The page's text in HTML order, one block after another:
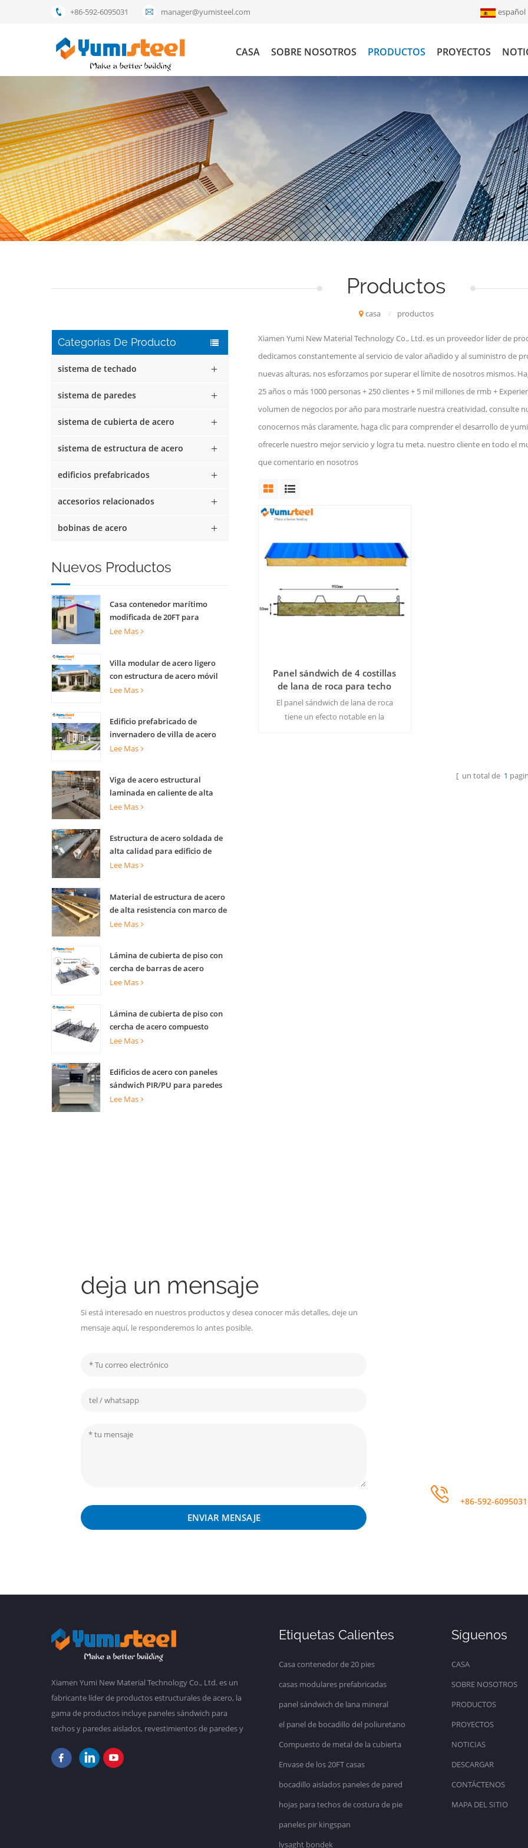
+86-592-6095031 manager@yumisteel.com español
CASA SOBRE NOSOTROS PRODUCTOS PROYECTOS
Productos
casa / productos
Categorías De Producto
sistema de techado
sistema de paredes
sistema de cubierta de acero
sistema de estructura de acero
edificios prefabricados
accesorios relacionados
bobinas de acero
Nuevos Productos
Casa contenedor marítimo
modificada de 20FT para
apartamentos
Lee Mas
Villa modular de acero ligero
con estructura de acero móvil
de lujo
Lee Mas
Edificio prefabricado de
invernadero de villa de acero
ligero para complejo turístico
Lee Mas
Viga de acero estructural
laminada en caliente de alta
capacidad de carga para
Lee Mas
Estructura de acero soldada de
alta calidad para edificio de
construcción
Lee Mas
Material de estructura de acero
de alta resistencia con marco de
viga de acero prefabricado para
Lee Mas
Lámina de cubierta de piso con
cercha de barras de acero
compuesto para piso industrial
Lee Mas
Lámina de cubierta de piso con
cercha de acero compuesto
ignífugo para edificio de varias
Lee Mas
Edificios de acero con paneles
sándwich PIR/PU para paredes
internas y externas
Lee Mas
Xiamen Yumi New Material Technology Co., Ltd. es un proveedor líder de
dedicamos constantemente al servicio de valor añadido y al suministro de
nuevas alturas, nos esforzamos por superar el límite de nosotros mismos.
25 años o más 1000 personas + 250 clientes + 5 mil millones de rmb +
volumen de negocios por año para mostrarle nuestra creatividad, consulte
conocernos más claramente, haga clic para comprender el desarrollo de
ofrecerle nuestro mejor servicio y logra tu meta. nuestro cliente en todo el
que comentario en nosotros
Panel sándwich de 4 costillas
de lana de roca para techo
exterior de 150 mm
El panel sándwich de lana de roca
tiene un efecto notable en la
[ un total de 1
deja un mensaje
Si está interesado en nuestros productos y desea conocer más detalles, deje un
mensaje aquí, le responderemos lo antes posible.
ENVIAR MENSAJE
+86-592-6095031
Xiamen Yumi New Material Technology Co., Ltd. es un
fabricante líder de productos estructurales de acero, la
gama de productos incluye paneles sándwich para
techos y paredes aislados, revestimientos de paredes y
de acero para forjados, edificios prefabricados,
Etiquetas Calientes
Casa contenedor de 20 pies
casas modulares prefabricadas
panel sándwich de lana mineral
el panel de bocadillo del poliuretano
Compuesto de metal de la cubierta
Envase de los 20FT casas
bocadillo aislados paneles de pared
hojas para techos de costura de pie
paneles pir kingspan
lysaght bondek
Síguenos
CASA
SOBRE NOSOTROS
PRODUCTOS
PROYECTOS
NOTICIAS
DESCARGAR
CONTÁCTENOS
MAPA DEL SITIO